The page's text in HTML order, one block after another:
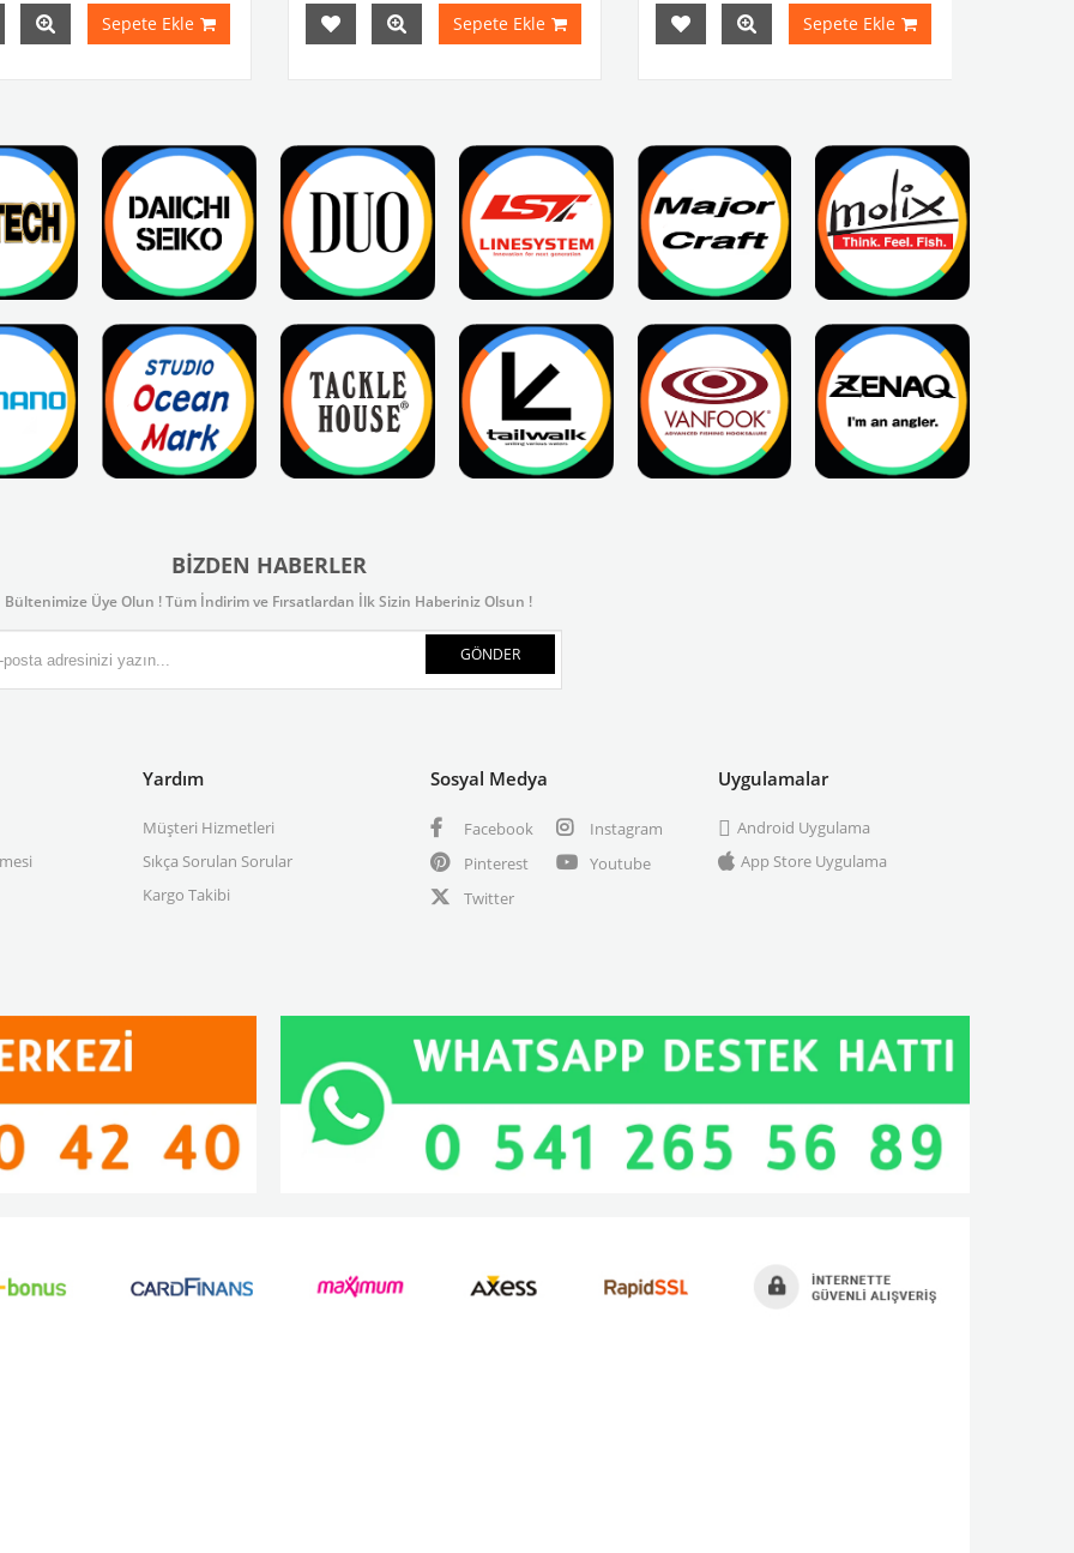
Sepete Ekle Sepete Ekle Sepete Ekle
BIZDEN HABERLER
Bültenimize Üye Olun ! Tüm İndirim ve Fırsatlardan İlk Sizin Haberiniz Olsun !
GÖNDER
Yardım
Müşteri Hizmetleri
Sıkça Sorulan Sorular
Kargo Takibi
Sosyal Medya
Facebook
Instagram
Pinterest
Youtube
Twitter
Uygulamalar
Android Uygulama
App Store Uygulama